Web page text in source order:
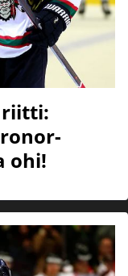
riitti:
ohi!